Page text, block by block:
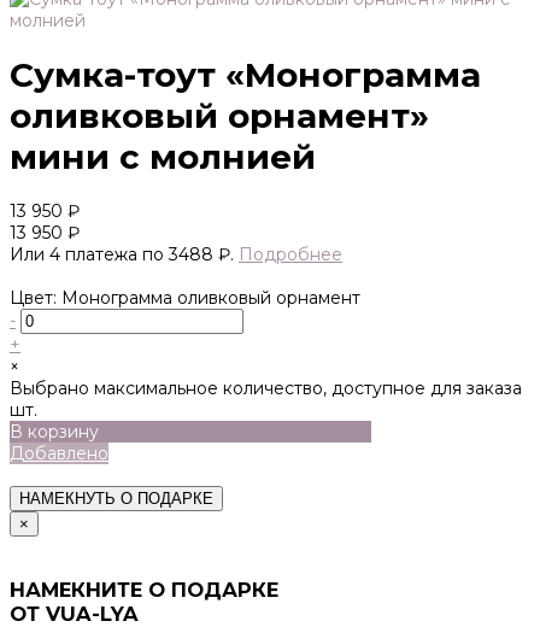
Сумка-тоут «Монограмма
оливковый орнамент»
мини с молнией
13 950 ₽
13 950 ₽
Или 4 платежа по 3488 ₽. Подробнее
Цвет: Монограмма оливковый орнамент
-
+
×
Выбрано максимальное количество, доступное для заказа
шт.
В корзину
Добавлено
НАМЕКНУТЬ О ПОДАРКЕ
×
НАМЕКНИТЕ О ПОДАРКЕ
ОТ VUA-LYA